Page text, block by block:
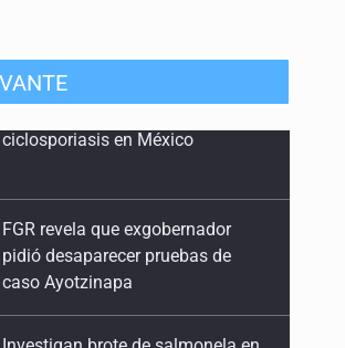
Investigan brote de salmonela en